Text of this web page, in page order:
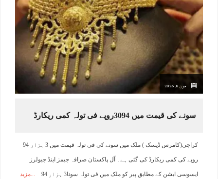
جون 8, 2026
سونے کی قیمت میں 3094روپے فی تولہ کمی ریکارڈ
کراچی(کامرس ڈیسک ) ملک میں سونے کی فی تولہ قیمت میں 3 ہزار 94
روپے کی کمی ریکارڈ کی گئی ہے۔ آل پاکستان صرافہ جیمز اینڈ جیولرز
ایسوسی ایشن کے مطابق پیر کو ملک میں فی تولہ سونا3 ہزار 94 مزید